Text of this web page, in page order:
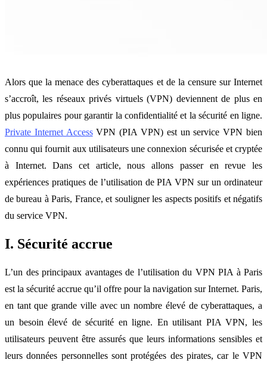
Alors que la menace des cyberattaques et de la censure sur Internet
s’accroît, les réseaux privés virtuels (VPN) deviennent de plus en
plus populaires pour garantir la confidentialité et la sécurité en ligne.
Private Internet AccessVPN (PIA VPN) est un service VPN bien
connu qui fournit aux utilisateurs une connexion sécurisée et cryptée
à Internet. Dans cet article, nous allons passer en revue les
expériences pratiques de l’utilisation de PIA VPN sur un ordinateur
de bureau à Paris, France, et souligner les aspects positifs et négatifs
du service VPN.
I. Sécurité accrue
L’un des principaux avantages de l’utilisation du VPN PIA à Paris
est la sécurité accrue qu’il offre pour la navigation sur Internet. Paris,
en tant que grande ville avec un nombre élevé de cyberattaques, a
un besoin élevé de sécurité en ligne. En utilisant PIA VPN, les
utilisateurs peuvent être assurés que leurs informations sensibles et
leurs données personnelles sont protégées des pirates, car le VPN